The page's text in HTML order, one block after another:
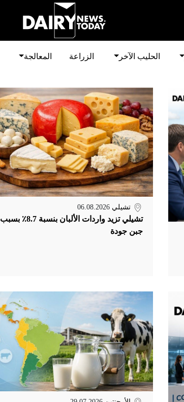
الحليب الآخر الزراعة المعالجة
تشيلي 06.08.2026
تشيلي تزيد واردات الألبان بنسبة 8.7٪ بسبب
جبن جودة